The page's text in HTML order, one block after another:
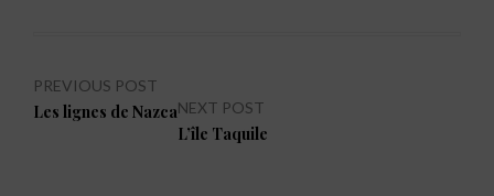
Navigation
de
PREVIOUS POST
Previous
Les lignes de NazcaNEXT POST
Next
L’île Taquile